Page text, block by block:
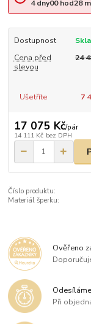
4 dny00hod28
Dostupnost
Cena před
slevou
24
Ušetříte
7
17 075 Kč/pár
14 111 Kč bez DPH
Číslo produktu:
Materiál šperku:
Ověřeno
Při